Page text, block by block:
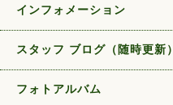
インフォメーション
スタッフ ブログ（随時更新）
フォトアルバム